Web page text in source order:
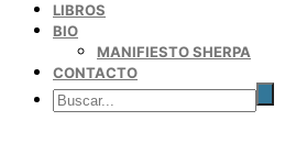
LIBROS
BIO
MANIFIESTO SHERPA
CONTACTO